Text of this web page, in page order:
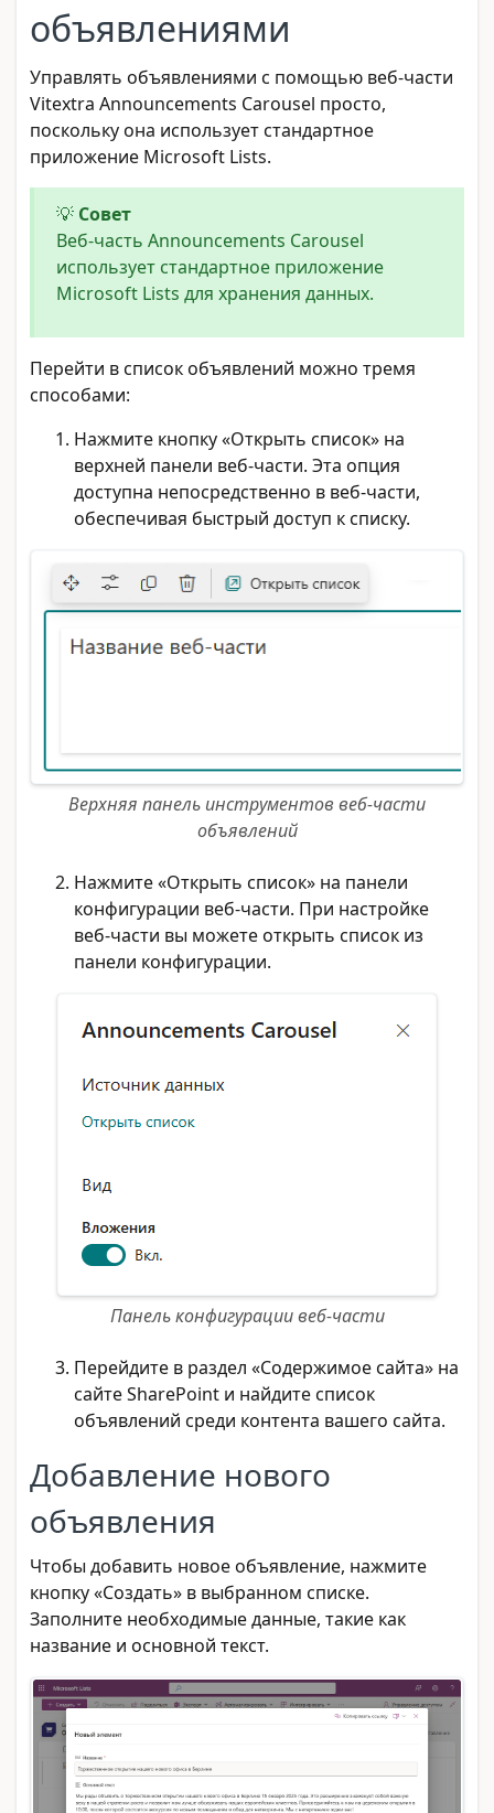
объявлениями
Управлять объявлениями с помощью веб-части
Vitextra Announcements Carousel просто,
поскольку она использует стандартное
приложение Microsoft Lists.
💡 Совет
Веб-часть Announcements Carousel
использует стандартное приложение
Microsoft Lists для хранения данных.
Перейти в список объявлений можно тремя
способами:
Нажмите кнопку «Открыть список» на
верхней панели веб-части. Эта опция
доступна непосредственно в веб-части,
обеспечивая быстрый доступ к списку.
Верхняя панель инструментов веб-части
объявлений
Нажмите «Открыть список» на панели
конфигурации веб-части. При настройке
веб-части вы можете открыть список из
панели конфигурации.
Панель конфигурации веб-части
Перейдите в раздел «Содержимое сайта» на
сайте SharePoint и найдите список
объявлений среди контента вашего сайта.
Добавление нового
объявления
Чтобы добавить новое объявление, нажмите
кнопку «Создать» в выбранном списке.
Заполните необходимые данные, такие как
название и основной текст.